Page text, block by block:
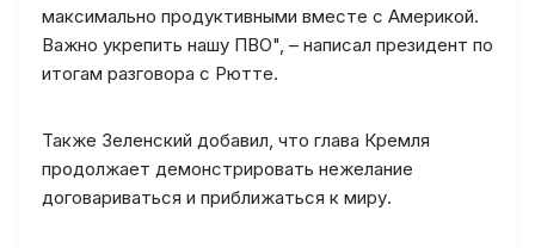
максимально продуктивными вместе с Америкой.
Важно укрепить нашу ПВО", – написал президент по
итогам разговора с Рютте.
Также Зеленский добавил, что глава Кремля
продолжает демонстрировать нежелание
договариваться и приближаться к миру.